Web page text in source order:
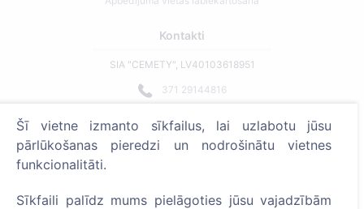
Kontakti
SIA "CEMETY", LV40103618951
371 29144816
Strādājam visā Latvijā!
Šī vietne izmanto sīkfailus, lai uzlabotu jūsu
pārlūkošanas pieredzi un nodrošinātu vietnes
funkcionalitāti.
Sīkfaili palīdz mums pielāgoties jūsu vajadzībām